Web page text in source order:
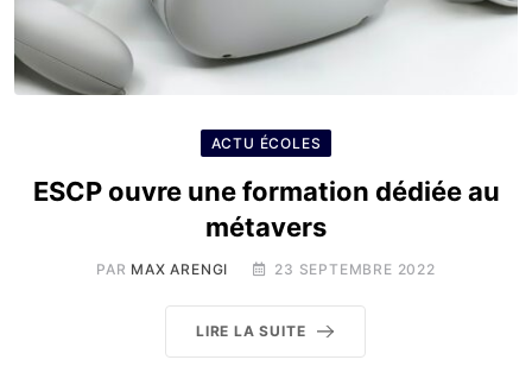
ACTU ÉCOLES
ESCP ouvre une formation dédiée au
métavers
PAR MAX ARENGI 23 SEPTEMBRE 2022
LIRE LA SUITE